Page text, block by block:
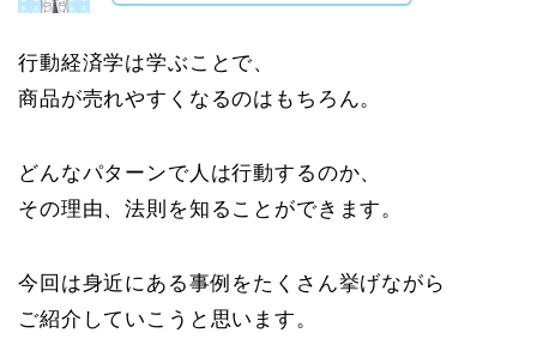
行動経済学は学ぶことで、
商品が売れやすくなるのはもちろん。
どんなパターンで人は行動するのか、
その理由、法則を知ることができます。
今回は身近にある事例をたくさん挙げながら
ご紹介していこうと思います。